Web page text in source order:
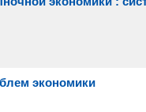
экономики